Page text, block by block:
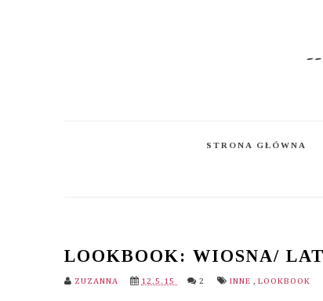
STRONA GŁÓWNA
LOOKBOOK: WIOSNA/
ZUZANNA 12.5.15 2 INNE LOOKBOOK